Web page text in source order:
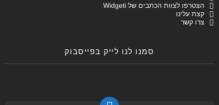
הצטרפו לצוות הכתבים של Widgeti
קצת עלינו
צרו קשר
סמנו לנו לייק בפייסבוק